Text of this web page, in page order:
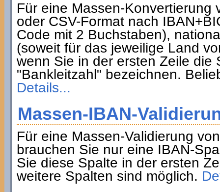
Für eine Massen-Konvertierung
oder CSV-Format nach
Code mit 2 Buchstaben),
(soweit für das jeweilige Land
wenn Sie in der ersten Zeile die
"Bankleitzahl" bezeichnen.
Details...
Massen-IBAN-
Für eine Massen-Validierung
brauchen Sie nur eine IBAN-
Sie diese Spalte in der ersten
weitere Spalten sind möglich.